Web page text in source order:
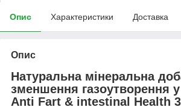
Опис Характеристики Доставка
Опис
Натуральна мінеральна
зменшення газоутворення
Anti Fart & intestinal Health